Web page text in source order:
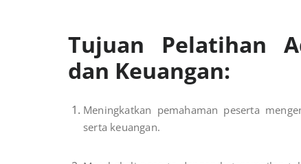
Tujuan Pelatihan
dan Keuangan:
Meningkatkan pemahaman peserta
serta keuangan.